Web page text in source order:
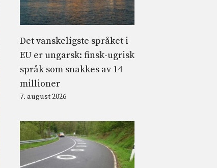
Det vanskeligste språket i
EU er ungarsk: finsk-ugrisk
språk som snakkes av 14
millioner
7. august 2026